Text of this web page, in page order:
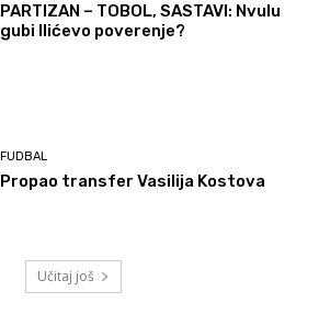
PARTIZAN – TOBOL, SASTAVI: Nvulu
gubi Ilićevo poverenje?
FUDBAL
Propao transfer Vasilija Kostova
Učitaj još